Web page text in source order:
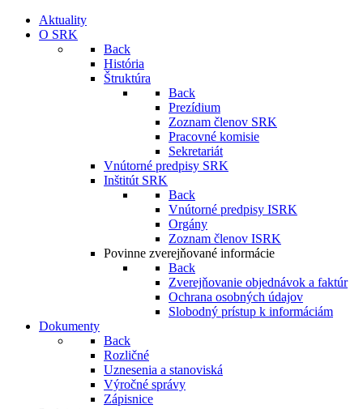
Aktuality
O SRK
Back
História
Štruktúra
Back
Prezídium
Zoznam členov SRK
Pracovné komisie
Sekretariát
Vnútorné predpisy SRK
Inštitút SRK
Back
Vnútorné predpisy ISRK
Orgány
Zoznam členov ISRK
Povinne zverejňované informácie
Back
Zverejňovanie objednávok a faktúr
Ochrana osobných údajov
Slobodný prístup k informáciám
Dokumenty
Back
Rozličné
Uznesenia a stanoviská
Výročné správy
Zápisnice